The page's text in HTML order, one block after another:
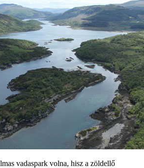
vadaspark volna, hisz a zöldellő